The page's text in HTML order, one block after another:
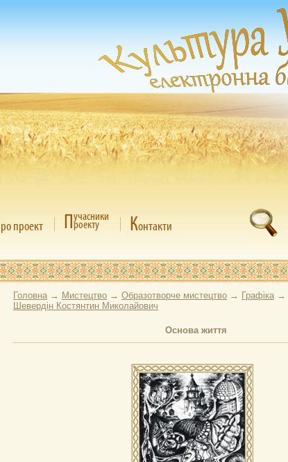
ро проект Пучасники
роекту Контакти
Головна → Мистецтво → Образотворче мистецтво → Графіка →
Шевердін Костянтин Миколайович
Основа життя